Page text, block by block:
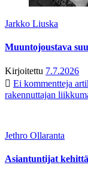
Jarkko Liuska
Muuntojoustava
Kirjoitettu 7.7.2026
Ei kommentteja
rakennuttajan
Jethro Ollaranta
Asiantuntijat